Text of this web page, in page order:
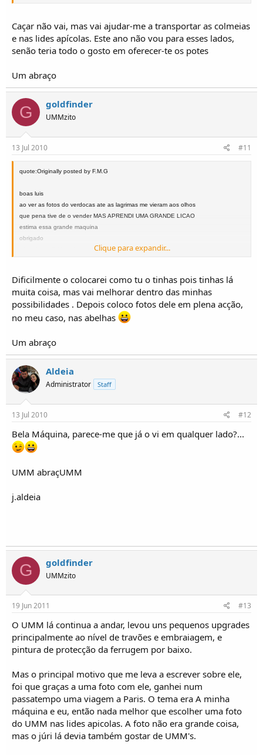
cUMMps
UMM Cournil Entreperneur
Coopera com a nossa lista de UMMistas amigos e entreajudados.
Preenche:
E em breve receberás os contactos e localização de todos os companheiros que
Caçar não vai, mas vai ajudar-me a transportar as colmeias
e nas lides apícolas. Este ano não vou para esses lados,
senão teria todo o gosto em oferecer-te os potes
Um abraço
G goldfinder
UMMzito
13 Jul 2010 #11
quote:Originally posted by F.M.G
boas luis
ao ver as fotos do verdocas ate as lagrimas me vieram aos olhos
que pena tive de o vender MAS APRENDI UMA GRANDE LICAO
estima essa grande maquina
obrigado
PARA IR VENDO O MEU MENINO
cUMMprimentos,
MIGUEL UMM 2
----F.M.G-------
ESTAS SAO AS MINHAS AMANTES ( que le levam o dinheirinho todo...)
Clique para expandir...
Dificilmente o colocarei como tu o tinhas pois tinhas lá
muita coisa, mas vai melhorar dentro das minhas
possibilidades . Depois coloco fotos dele em plena acção,
no meu caso, nas abelhas
Um abraço
Aldeia
Administrator Staff
13 Jul 2010 #12
Bela Máquina, parece-me que já o vi em qualquer lado?...
UMM abraçUMM
j.aldeia
G goldfinder
UMMzito
19 Jun 2011 #13
O UMM lá continua a andar, levou uns pequenos upgrades
principalmente ao nível de travões e embraiagem, e
pintura de protecção da ferrugem por baixo.
Mas o principal motivo que me leva a escrever sobre ele,
foi que graças a uma foto com ele, ganhei num
passatempo uma viagem a Paris. O tema era A minha
máquina e eu, então nada melhor que escolher uma foto
do UMM nas lides apicolas. A foto não era grande coisa,
mas o júri lá devia também gostar de UMM's.